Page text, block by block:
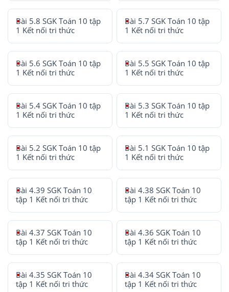
Bài 5.8 SGK Toán 10 tập
1 Kết nối tri thức
Bài 5.7 SGK Toán 10 tập
1 Kết nối tri thức
Bài 5.6 SGK Toán 10 tập
1 Kết nối tri thức
Bài 5.5 SGK Toán 10 tập
1 Kết nối tri thức
Bài 5.4 SGK Toán 10 tập
1 Kết nối tri thức
Bài 5.3 SGK Toán 10 tập
1 Kết nối tri thức
Bài 5.2 SGK Toán 10 tập
1 Kết nối tri thức
Bài 5.1 SGK Toán 10 tập
1 Kết nối tri thức
Bài 4.39 SGK Toán 10
tập 1 Kết nối tri thức
Bài 4.38 SGK Toán 10
tập 1 Kết nối tri thức
Bài 4.37 SGK Toán 10
tập 1 Kết nối tri thức
Bài 4.36 SGK Toán 10
tập 1 Kết nối tri thức
Bài 4.35 SGK Toán 10
tập 1 Kết nối tri thức
Bài 4.34 SGK Toán 10
tập 1 Kết nối tri thức